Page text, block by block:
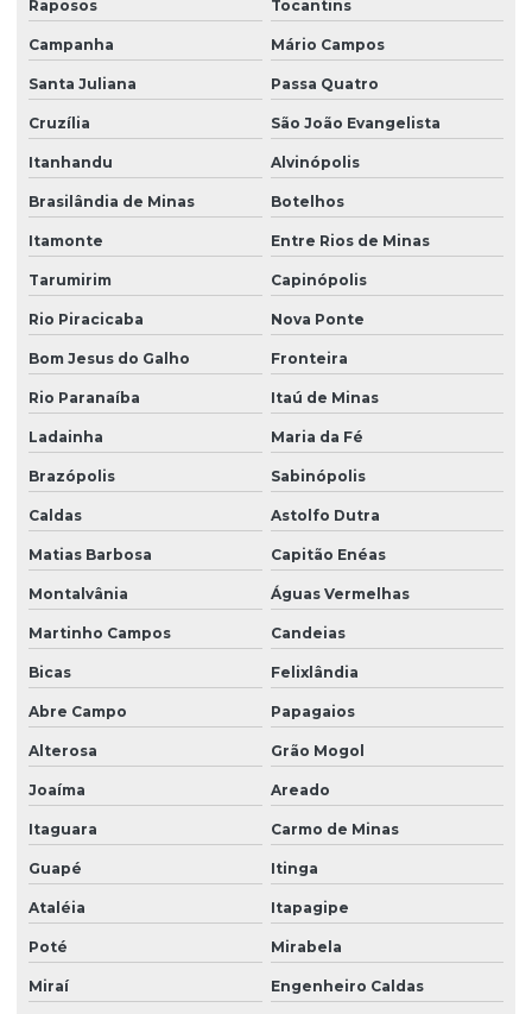
Raposos Tocantins
Campanha Mário Campos
Santa Juliana Passa Quatro
Cruzília São João Evangelista
Itanhandu Alvinópolis
Brasilândia de Minas Botelhos
Itamonte Entre Rios de Minas
Tarumirim Capinópolis
Rio Piracicaba Nova Ponte
Bom Jesus do Galho Fronteira
Rio Paranaíba Itaú de Minas
Ladainha Maria da Fé
Brazópolis Sabinópolis
Caldas Astolfo Dutra
Matias Barbosa Capitão Enéas
Montalvânia Águas Vermelhas
Martinho Campos Candeias
Bicas Felixlândia
Abre Campo Papagaios
Alterosa Grão Mogol
Joaíma Areado
Itaguara Carmo de Minas
Guapé Itinga
Ataléia Itapagipe
Poté Mirabela
Miraí Engenheiro Caldas